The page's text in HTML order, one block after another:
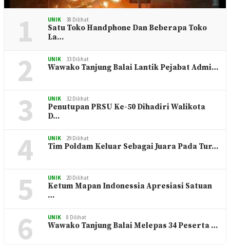
1 UNIK 38 Dilihat
Satu Toko Handphone Dan Beberapa Toko
La…
2 UNIK 33 Dilihat
Wawako Tanjung Balai Lantik Pejabat Admi…
3 UNIK 32 Dilihat
Penutupan PRSU Ke-50 Dihadiri Walikota
D…
4 UNIK 29 Dilihat
Tim Poldam Keluar Sebagai Juara Pada Tur…
5 UNIK 20 Dilihat
Ketum Mapan Indonessia Apresiasi Satuan
…
6 UNIK 8 Dilihat
Wawako Tanjung Balai Melepas 34 Peserta …